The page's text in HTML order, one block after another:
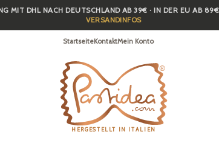
MIT DHL NACH DEUTSCHLAND AB 39€ · IN DER EU AB
VERSANDINFOS
StartseiteKontaktMein Konto
HERGESTELLT IN ITALIEN